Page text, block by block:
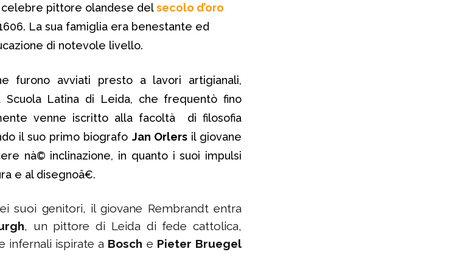
celebre pittore olandese delsecolo d’oro
La sua famiglia era benestante ed
di notevole livello.
furono avviati presto a lavori artigianali,
Latina di Leida, che frequentò fino
venne iscritto alla facoltà di filosofia
il suo primo biografo Jan Orlersil giovane
nà© inclinazione, in quanto i suoi impulsi
e al disegnoâ€.
suoi genitori, il giovane Rembrandt entra
, un pittore di Leida di fede cattolica,
infernali ispirate a Bosch e Pieter Bruegel